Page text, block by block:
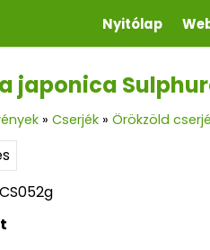
Nyitólap
japonica
» Cserjék » Örökzöld